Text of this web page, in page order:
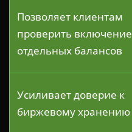
Позволяет клиентам
проверить включение
отдельных балансов
Усиливает доверие к
биржевому хранению